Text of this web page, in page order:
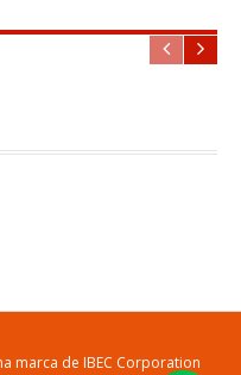
marca de IBEC Corporation